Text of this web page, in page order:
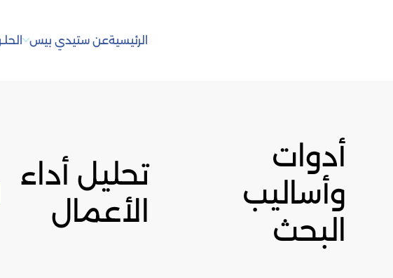
عن ستيدي بيسالرئيسية
تحليل أداء
الأعمال
أدوات
وأساليب
البحث